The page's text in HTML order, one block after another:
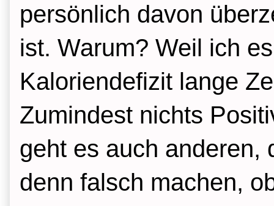
persönlich davon
ist. Warum? Weil ich
Kaloriendefizit lange
Zumindest nichts
geht es auch anderen,
denn falsch machen,